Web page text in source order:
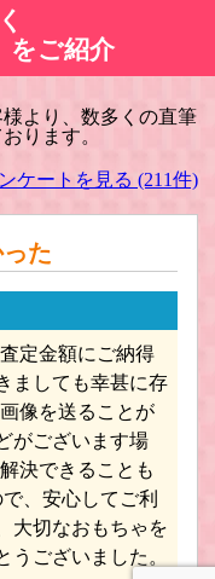
ノレブ ミニカー買取
/ダイヤペット ミニカー買取
をご紹介
より、数多くの直筆
ります。
ケートを見る (211件)
た
定金額にご納得
ましても幸甚に存
像を送ることが
がございます場
決できることも
、安心してご利
大切なおもちゃを
うございました。